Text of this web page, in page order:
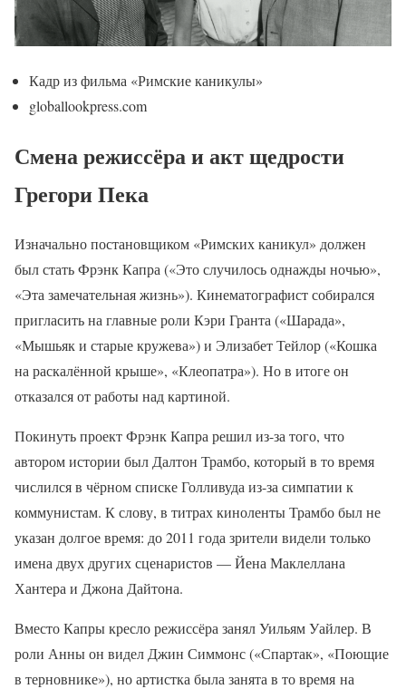
Кадр из фильма «Римские каникулы»
globallookpress.com
Смена режиссёра и акт щедрости
Грегори Пека
Изначально постановщиком «Римских каникул» должен
был стать Фрэнк Капра («Это случилось однажды ночью»,
«Эта замечательная жизнь»). Кинематографист собирался
пригласить на главные роли Кэри Гранта («Шарада»,
«Мышьяк и старые кружева») и Элизабет Тейлор («Кошка
на раскалённой крыше», «Клеопатра»). Но в итоге он
отказался от работы над картиной.
Покинуть проект Фрэнк Капра решил из-за того, что
автором истории был Далтон Трамбо, который в то время
числился в чёрном списке Голливуда из-за симпатии к
коммунистам. К слову, в титрах киноленты Трамбо был не
указан долгое время: до 2011 года зрители видели только
имена двух других сценаристов — Йена Маклеллана
Хантера и Джона Дайтона.
Вместо Капры кресло режиссёра занял Уильям Уайлер. В
роли Анны он видел Джин Симмонс («Спартак», «Поющие
в терновнике»), но артистка была занята в то время на